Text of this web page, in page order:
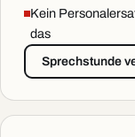
Kein
das
Sprechstunde